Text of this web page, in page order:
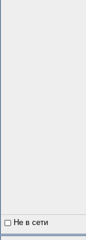
Не в сети